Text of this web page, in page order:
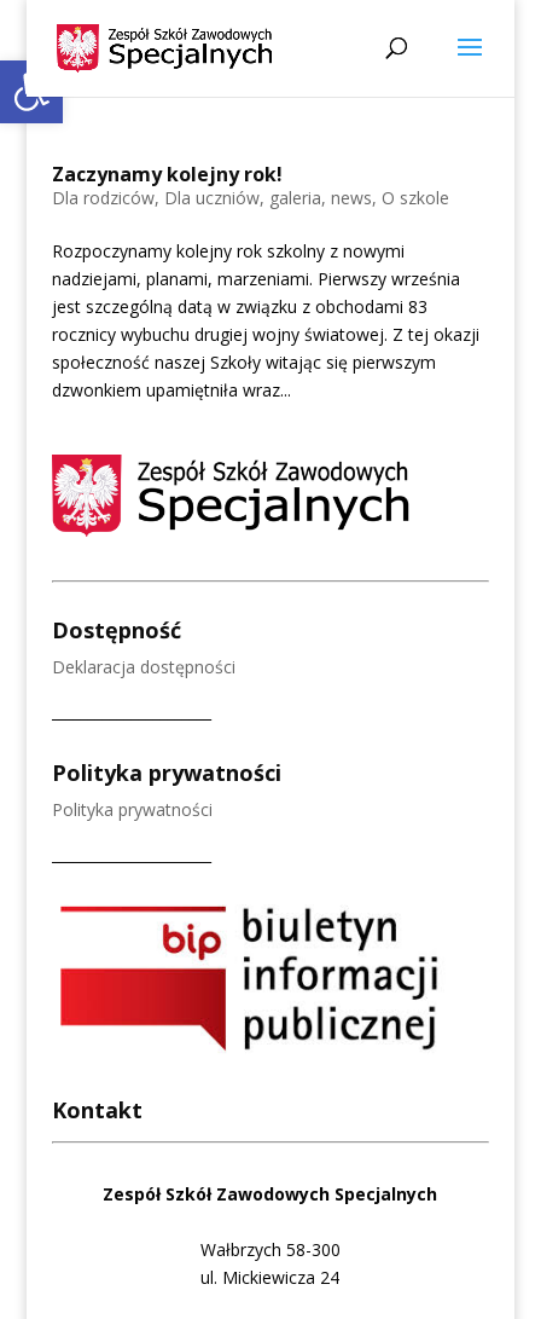
Open toolbar
Zaczynamy kolejny rok!
Dla rodziców, Dla uczniów, galeria, news, O szkole
Rozpoczynamy kolejny rok szkolny z nowymi
nadziejami, planami, marzeniami. Pierwszy września
jest szczególną datą w związku z obchodami 83
rocznicy wybuchu drugiej wojny światowej. Z tej okazji
społeczność naszej Szkoły witając się pierwszym
dzwonkiem upamiętniła wraz...
Dostępność
Deklaracja dostępności
Polityka prywatności
Polityka prywatności
Kontakt
Zespół Szkół Zawodowych Specjalnych
Wałbrzych 58-300
ul. Mickiewicza 24